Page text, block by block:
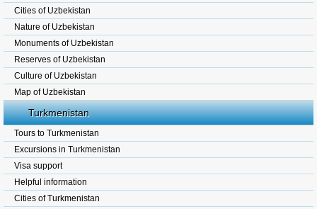
Cities of Uzbekistan
Nature of Uzbekistan
Monuments of Uzbekistan
Reserves of Uzbekistan
Culture of Uzbekistan
Map of Uzbekistan
Turkmenistan
Tours to Turkmenistan
Excursions in Turkmenistan
Visa support
Helpful information
Cities of Turkmenistan